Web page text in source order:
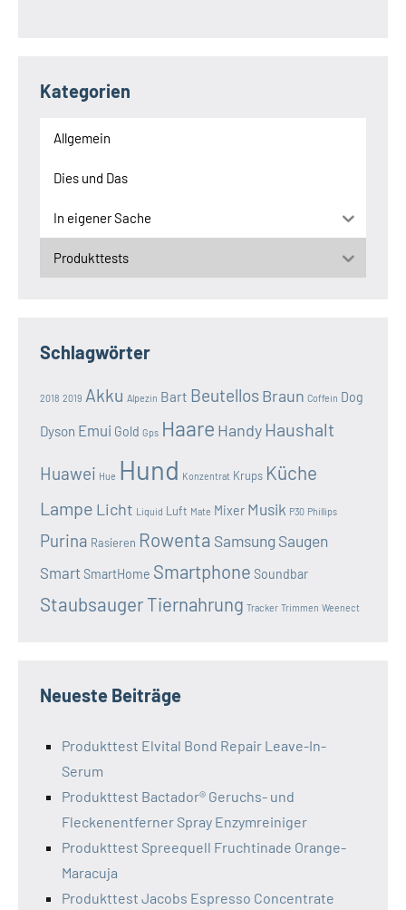
Kategorien
Allgemein
Dies und Das
In eigener Sache
Produkttests
Schlagwörter
2018 2019 Akku Alpezin Bart BeutellosBraun Coffein Dog
Dyson Emui Gold Gps Haare Handy Haushalt
Huawei Hue Hund Konzentrat Krups Küche
Lampe Licht Liquid Luft Mate Mixer Musik P30 Phillips
Purina Rasieren Rowenta Samsung Saugen
SmartSmartHome Smartphone Soundbar
Staubsauger Tiernahrung Tracker Trimmen Weenect
Neueste Beiträge
Produkttest Elvital Bond Repair Leave-In-
Serum
Produkttest Bactador® Geruchs- und
Fleckenentferner Spray Enzymreiniger
Produkttest Spreequell Fruchtinade Orange-
Maracuja
Produkttest Jacobs Espresso Concentrate